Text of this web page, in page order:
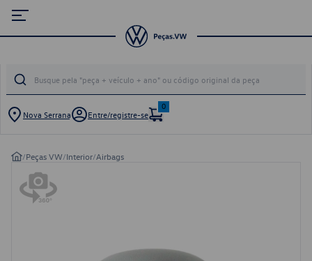
Nova Serrana Entre/registre-se
0
/Peças VW/Interior/Airbags